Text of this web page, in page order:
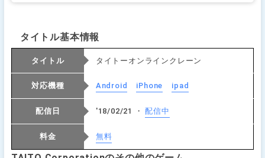
タイトル基本情報
タイトル タイトーオンラインクレーン
対応機種 Android iPhone ipad
配信日 '18/02/21 ・配信中
料金 無料